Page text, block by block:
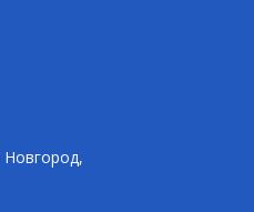
Новгород,